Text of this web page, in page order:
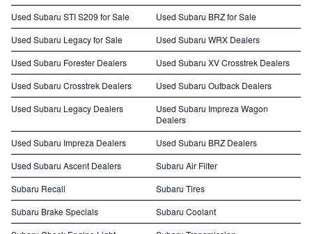
Used Subaru STI S209 for Sale
Used Subaru BRZ for Sale
Used Subaru Legacy for Sale
Used Subaru WRX Dealers
Used Subaru Forester Dealers
Used Subaru XV Crosstrek Dealers
Used Subaru Crosstrek Dealers
Used Subaru Outback Dealers
Used Subaru Legacy Dealers
Used Subaru Impreza Wagon
Dealers
Used Subaru Impreza Dealers
Used Subaru BRZ Dealers
Used Subaru Ascent Dealers
Subaru Air Filter
Subaru Recall
Subaru Tires
Subaru Brake Specials
Subaru Coolant